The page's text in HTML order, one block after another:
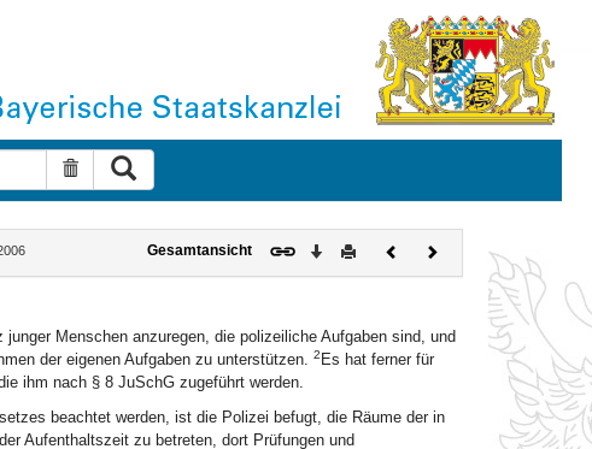
Suche zurücksetzen
Gesamtansicht Download
DruckenVorherigesNächstes
Dokument
Menschen anzuregen, die polizeiliche Aufgaben sind, und
der eigenen Aufgaben zu unterstützen. 2 Es hat ferner für
ihm nach § 8 JuSchG zugeführt werden.
beachtet werden, ist die Polizei befugt, die Räume der in
Aufenthaltszeit zu betreten, dort Prüfungen und